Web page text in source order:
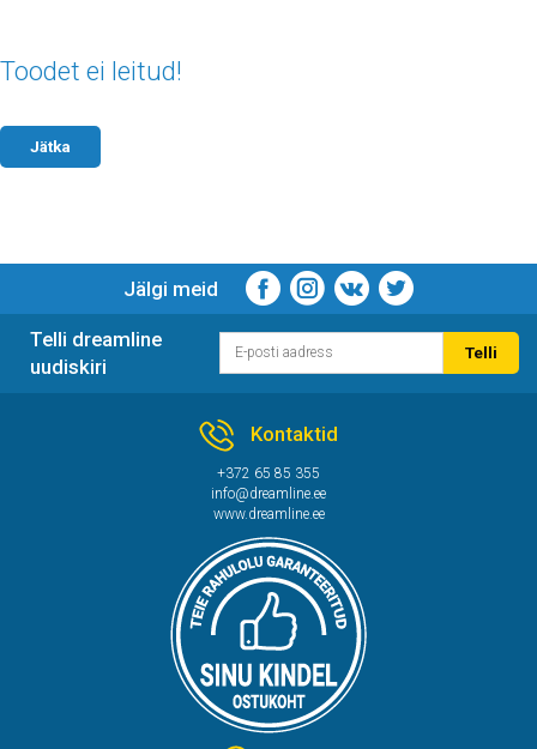
Toodet ei leitud!
Jätka
Jälgi meid
Telli dreamline
uudiskiri
Telli
Kontaktid
+372 65 85 355
info@dreamline.ee
www.dreamline.ee